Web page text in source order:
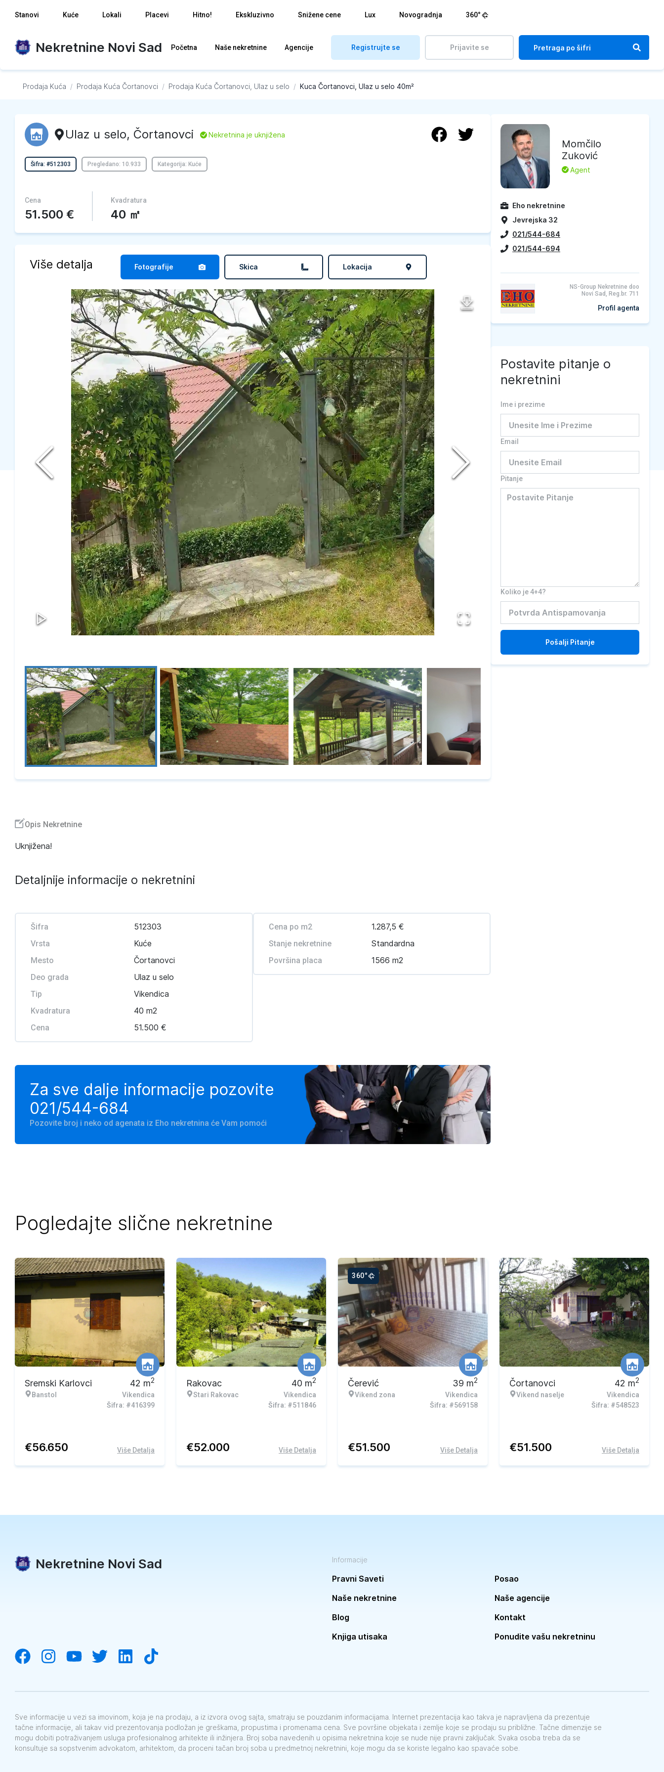
Stanovi Kuće Lokali Placevi Hitno! Ekskluzivno Snižene cene Lux Novogradnja 360°
Nekretnine Novi Sad Početna Naše nekretnine Agencije Registrujte se Prijavite se
Prodaja Kuća / Prodaja Kuća Čortanovci / Prodaja Kuća Čortanovci, Ulaz u selo / Kuca Čortanovci, Ulaz u selo 40m²
Ulaz u selo, Čortanovci L Nekretnina je uknjižena
Šifra: #512303 Pregledano: 10.933 Kategorija: Kuće
Cena
51.500 €
Kvadratura
40 ㎡
Više detalja Fotografije Skica Lokacija
Opis Nekretnine
Uknjižena!
Detaljnije informacije o nekretnini
Šifra 512303
Vrsta Kuće
Mesto Čortanovci
Deo grada Ulaz u selo
Tip Vikendica
Kvadratura 40 m2
Cena 51.500 €
Cena po m2 1.287,5 €
Stanje nekretnine Standardna
Površina placa 1566 m2
Za sve dalje informacije pozovite
021/544-684
Pozovite broj i neko od agenata iz Eho nekretnina će Vam pomoći
Momčilo
Zuković
L Agent
Eho nekretnine
Jevrejska 32
021/544-684
021/544-694
NS-Group Nekretnine doo
Novi Sad, Reg.br. 711
Profil agenta
Postavite pitanje o
nekretnini
Ime i prezime
Email
Pitanje
Koliko je 4+4?
Pošalji Pitanje
Pogledajte slične nekretnine
Sremski Karlovci
Banstol
42 m2
Vikendica
Šifra: #416399
€56.650 Više Detalja
Rakovac
Stari Rakovac
40 m2
Vikendica
Šifra: #511846
€52.000 Više Detalja
360°
Ekskluzivna ponuda
Čerević
Vikend zona
39 m2
Vikendica
Šifra: #569158
€51.500 Više Detalja
Čortanovci
Vikend naselje
42 m2
Vikendica
Šifra: #548523
€51.500 Više Detalja
Nekretnine Novi Sad Informacije
Pravni Saveti
Posao
Naše nekretnine
Naše agencije
Blog
Kontakt
Knjiga utisaka
Ponudite vašu nekretninu
Sve informacije u vezi sa imovinom, koja je na prodaju, a iz izvora ovog sajta, smatraju se pouzdanim informacijama. Internet prezentacija kao takva je napravljena da prezentuje
tačne informacije, ali takav vid prezentovanja podložan je greškama, propustima i promenama cena. Sve površine objekata i zemlje koje se prodaju su približne. Tačne dimenzije se
mogu dobiti potraživanjem usluga profesionalnog arhitekte ili inžinjera. Broj soba navedenih u opisima nekretnina koje se nude nije pravni zaključak. Svaka osoba treba da se
konsultuje sa sopstvenim advokatom, arhitektom, da proceni tačan broj soba u predmetnoj nekretnini, koje mogu da se koriste legalno kao spavaće sobe.